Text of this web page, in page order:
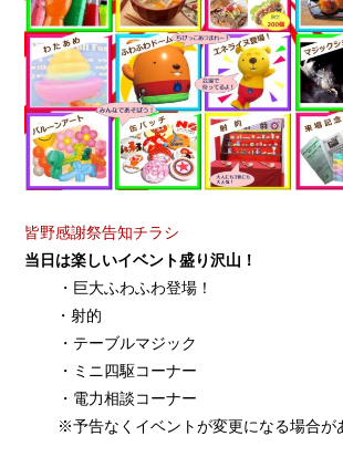
皆野感謝祭告知チラシ
当日は楽しいイベント盛り沢山！
・巨大ふわふわ登場！
・射的
・テーブルマジック
・ミニ四駆コーナー
・電力相談コーナー
※予告なくイベントが変更になる場合が